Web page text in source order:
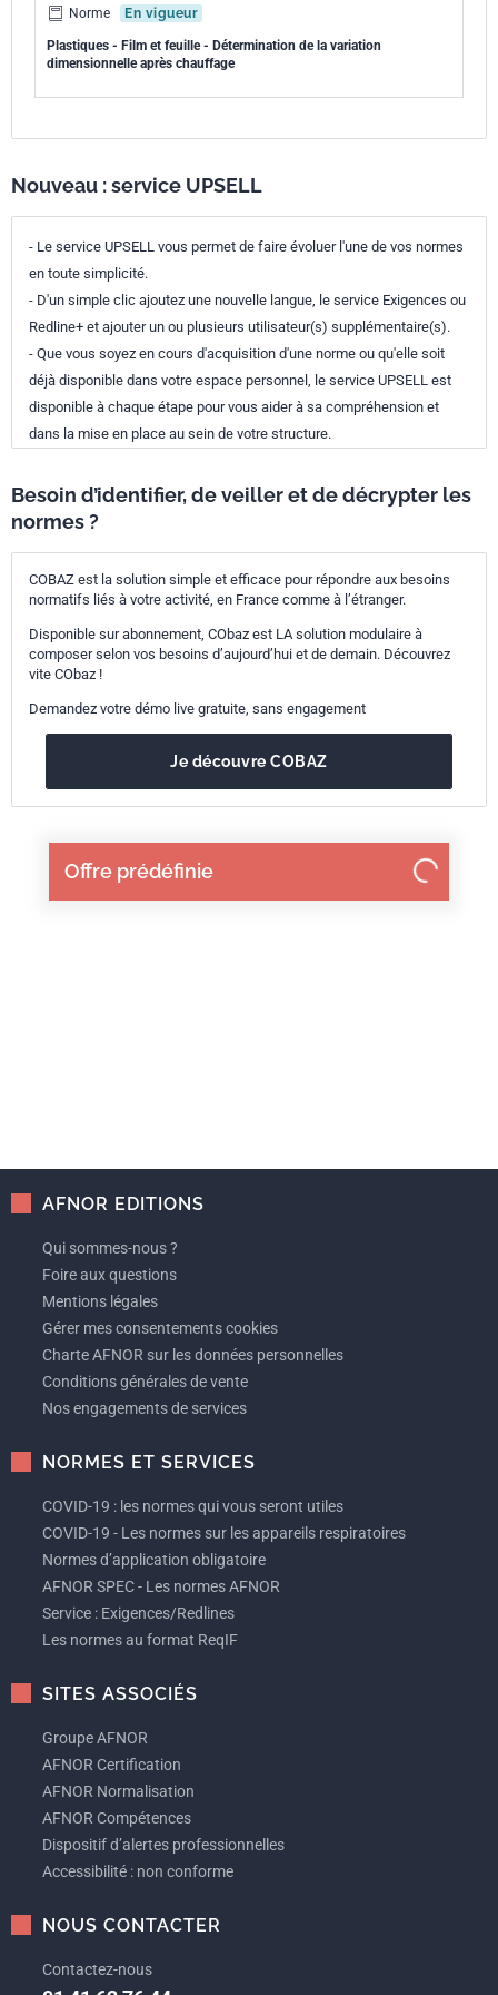
Offre prédéfinie
Norme
En vigueur
Plastiques - Film et feuille - Détermination de la variation
dimensionnelle après chauffage
Nouveau : service UPSELL
- Le service UPSELL vous permet de faire évoluer l'une de vos normes
en toute simplicité.
- D'un simple clic ajoutez une nouvelle langue, le service Exigences ou
Redline+ et ajouter un ou plusieurs utilisateur(s) supplémentaire(s).
- Que vous soyez en cours d'acquisition d'une norme ou qu'elle soit
déjà disponible dans votre espace personnel, le service UPSELL est
disponible à chaque étape pour vous aider à sa compréhension et
dans la mise en place au sein de votre structure.
Besoin d’identifier, de veiller et de décrypter les
normes ?
COBAZ est la solution simple et efficace pour répondre aux besoins
normatifs liés à votre activité, en France comme à l’étranger.
Disponible sur abonnement, CObaz est LA solution modulaire à
composer selon vos besoins d’aujourd’hui et de demain. Découvrez
vite CObaz !
Demandez votre démo live gratuite, sans engagement
Je découvre COBAZ
AFNOR EDITIONS
Qui sommes-nous ?
Foire aux questions
Mentions légales
Gérer mes consentements cookies
Charte AFNOR sur les données personnelles
Conditions générales de vente
Nos engagements de services
NORMES ET SERVICES
COVID-19 : les normes qui vous seront utiles
COVID-19 - Les normes sur les appareils respiratoires
Normes d’application obligatoire
AFNOR SPEC - Les normes AFNOR
Service : Exigences/Redlines
Les normes au format ReqIF
SITES ASSOCIÉS
Groupe AFNOR
AFNOR Certification
AFNOR Normalisation
AFNOR Compétences
Dispositif d’alertes professionnelles
Accessibilité : non conforme
NOUS CONTACTER
Contactez-nous